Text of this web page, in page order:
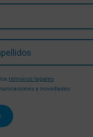
términos legales
y novedades